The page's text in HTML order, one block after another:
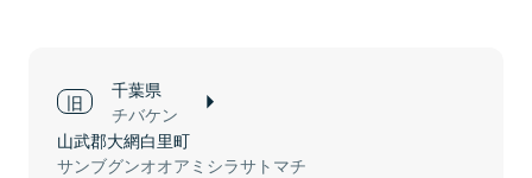
千葉県
チバケン
山武郡大網白里町
サンブグンオオアミシラサトマチ